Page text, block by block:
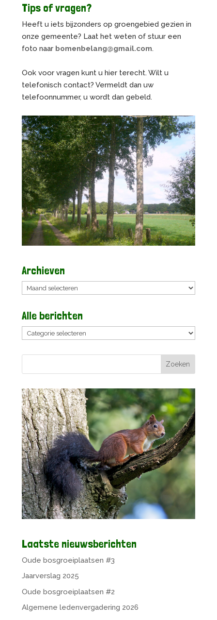
Tips of vragen?
Heeft u iets bijzonders op groengebied gezien in
onze gemeente? Laat het weten of stuur een
foto naar bomenbelang@gmail.com.
Ook voor vragen kunt u hier terecht. Wilt u
telefonisch contact? Vermeldt dan uw
telefoonnummer, u wordt dan gebeld.
Archieven
Archieven
Alle berichten
Alle
Laatste nieuwsberichten
Oude bosgroeiplaatsen #3
Jaarverslag 2025
Oude bosgroeiplaatsen #2
Algemene ledenvergadering 2026